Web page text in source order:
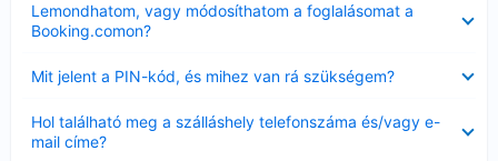
Lemondhatom, vagy módosíthatom a foglalásomat a
Booking.comon?
Mit jelent a PIN-kód, és mihez van rá szükségem?
Hol található meg a szálláshely telefonszáma és/vagy e-
mail címe?